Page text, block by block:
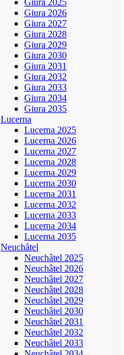
Giura 2025
Giura 2026
Giura 2027
Giura 2028
Giura 2029
Giura 2030
Giura 2031
Giura 2032
Giura 2033
Giura 2034
Giura 2035
Lucerna
Lucerna 2025
Lucerna 2026
Lucerna 2027
Lucerna 2028
Lucerna 2029
Lucerna 2030
Lucerna 2031
Lucerna 2032
Lucerna 2033
Lucerna 2034
Lucerna 2035
Neuchâtel
Neuchâtel 2025
Neuchâtel 2026
Neuchâtel 2027
Neuchâtel 2028
Neuchâtel 2029
Neuchâtel 2030
Neuchâtel 2031
Neuchâtel 2032
Neuchâtel 2033